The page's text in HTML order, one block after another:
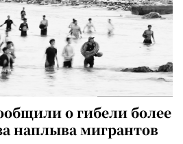
о гибели более
наплыва мигрантов